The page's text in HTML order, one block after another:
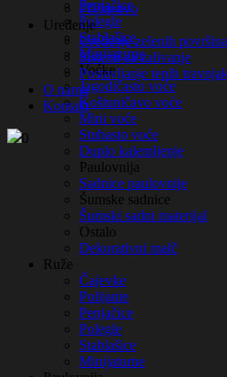
Pčelarstvo
Uređenje
Uređenje zelenih površina
Sistemi za zalivanje
Postavljanje tepih
O nama
Kontakt
0
Penjačice
Polegle
Stablašice
Minijaturne
Voćke
Jagodičasto voće
Koštuničavo voće
Mini voće
Stubasto voće
Duplo kalemljenje
Paulovnija
Sadnice paulovnije
Šumske sadnice
Šumski sadni materijal
Ostalo
Dekorativni malč
Ruže
Čajevke
Polijante
Penjačice
Polegle
Stablašice
Minijaturne